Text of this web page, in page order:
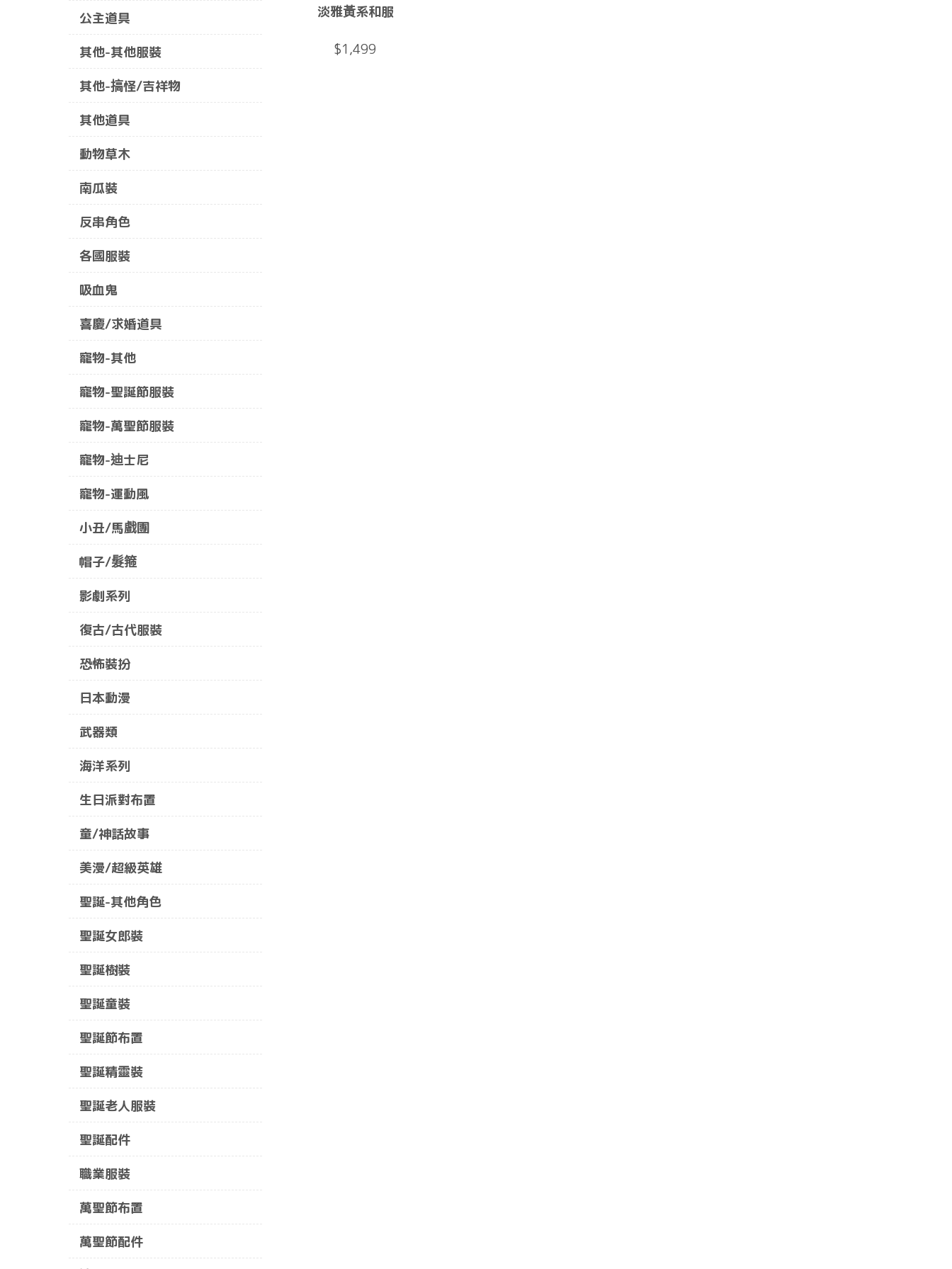
公主道具
其他-其他服裝
其他-搞怪/吉祥物
其他道具
動物草木
南瓜裝
反串角色
各國服裝
吸血鬼
喜慶/求婚道具
寵物-其他
寵物-聖誕節服裝
寵物-萬聖節服裝
寵物-迪士尼
寵物-運動風
小丑/馬戲團
帽子/髮箍
影劇系列
復古/古代服裝
恐怖裝扮
日本動漫
武器類
海洋系列
生日派對布置
童/神話故事
美漫/超級英雄
聖誕-其他角色
聖誕女郎裝
聖誕樹裝
聖誕童裝
聖誕節布置
聖誕精靈裝
聖誕老人服裝
聖誕配件
職業服裝
萬聖節布置
萬聖節配件
淡雅黃系和服
$1,499